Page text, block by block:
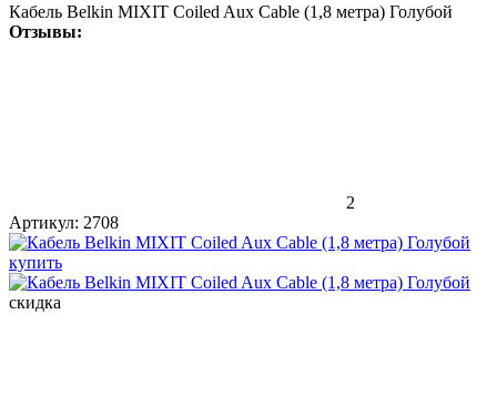
Кабель Belkin MIXIT Coiled Aux Cable (1,8 метра) Голубой
Отзывы:
2
Артикул: 2708
скидка